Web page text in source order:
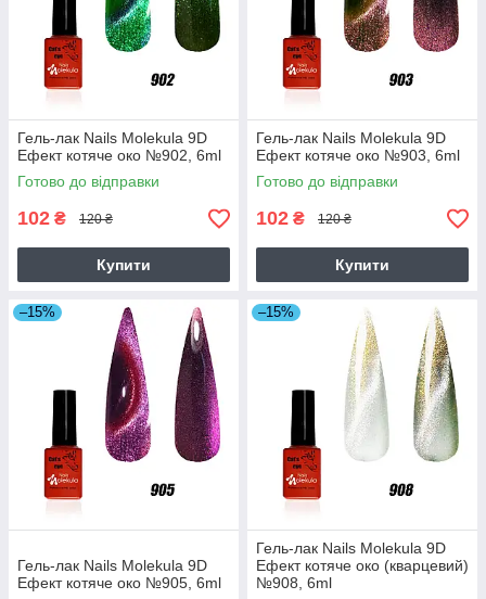
Гель-лак Nails Molekula 9D
Ефект котяче око №902, 6ml
Готово до відправки
102 ₴ 120 ₴
Купити
Гель-лак Nails Molekula 9D
Ефект котяче око №903, 6ml
Готово до відправки
102 ₴ 120 ₴
Купити
–15%
Гель-лак Nails Molekula 9D
Ефект котяче око №905, 6ml
–15%
Гель-лак Nails Molekula 9D
Ефект котяче око (кварцевий)
№908, 6ml